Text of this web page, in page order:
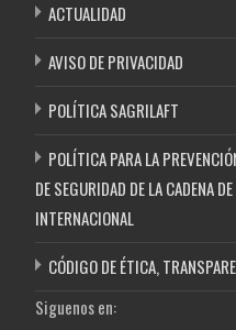
ACTUALIDAD
AVISO DE PRIVACIDAD
POLÍTICA SAGRILAFT
POLÍTICA PARA LA
DE SEGURIDAD DE LA CADENA
INTERNACIONAL
CÓDIGO DE ÉTICA,
Siguenos en: